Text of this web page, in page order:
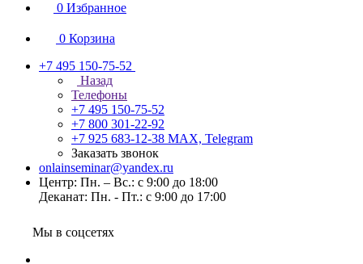
0 Избранное
0 Корзина
+7 495 150-75-52
Назад
Телефоны
+7 495 150-75-52
+7 800 301-22-92
+7 925 683-12-38 MAX, Telegram
Заказать звонок
onlainseminar@yandex.ru
Центр: Пн. – Вс.: с 9:00 до 18:00
Деканат: Пн. - Пт.: с 9:00 до 17:00
Мы в соцсетях